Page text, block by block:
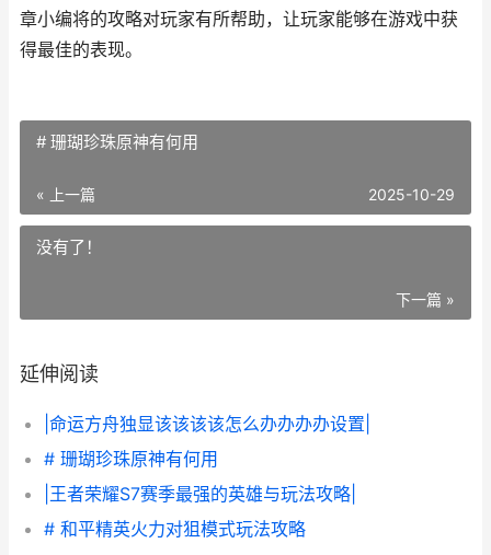
章小编将的攻略对玩家有所帮助，让玩家能够在游戏中获
得最佳的表现。
# 珊瑚珍珠原神有何用
« 上一篇 2025-10-29
没有了！
下一篇 »
延伸阅读
|命运方舟独显该该该该怎么办办办办设置|
# 珊瑚珍珠原神有何用
|王者荣耀S7赛季最强的英雄与玩法攻略|
# 和平精英火力对狙模式玩法攻略